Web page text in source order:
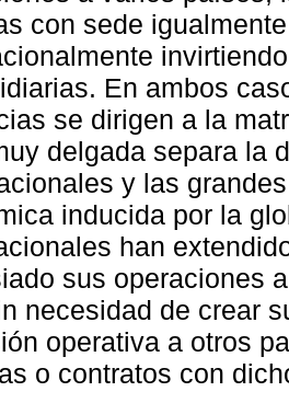
con sede
En ambos
se dirigen a la
delgada separa la
y las
inducida por la
han
sus operaciones
necesidad de crear
operativa a otros
o contratos con